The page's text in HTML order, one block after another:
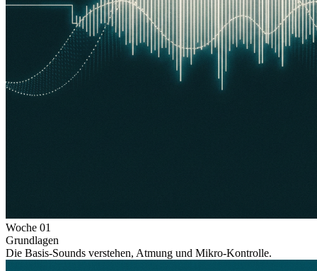
Woche 01
Grundlagen
Die Basis-Sounds verstehen, Atmung und Mikro-Kontrolle.